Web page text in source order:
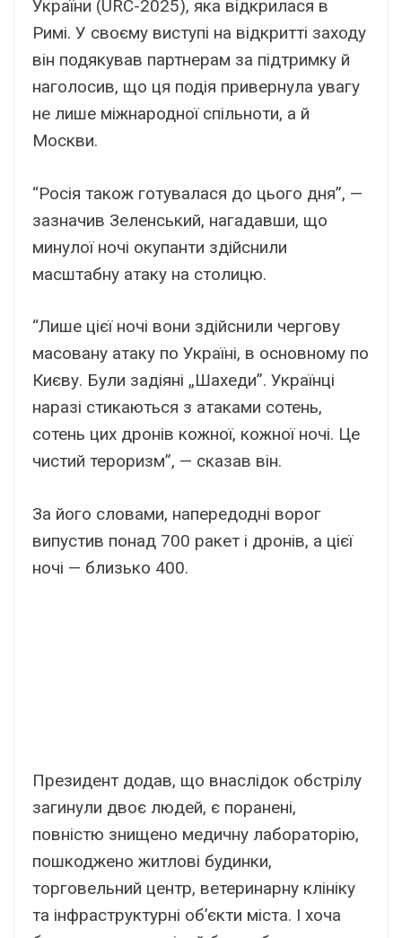
України (URC-2025), яка відкрилася в
Римі. У своєму виступі на відкритті заходу
він подякував партнерам за підтримку й
наголосив, що ця подія привернула увагу
не лише міжнародної спільноти, а й
Москви.
“Росія також готувалася до цього дня”, —
зазначив Зеленський, нагадавши, що
минулої ночі окупанти здійснили
масштабну атаку на столицю.
“Лише цієї ночі вони здійснили чергову
масовану атаку по Україні, в основному по
Києву. Були задіяні „Шахеди”. Українці
наразі стикаються з атаками сотень,
сотень цих дронів кожної, кожної ночі. Це
чистий тероризм”, — сказав він.
За його словами, напередодні ворог
випустив понад 700 ракет і дронів, а цієї
ночі — близько 400.
Президент додав, що внаслідок обстрілу
загинули двоє людей, є поранені,
повністю знищено медичну лабораторію,
пошкоджено житлові будинки,
торговельний центр, ветеринарну клініку
та інфраструктурні об’єкти міста. І хоча